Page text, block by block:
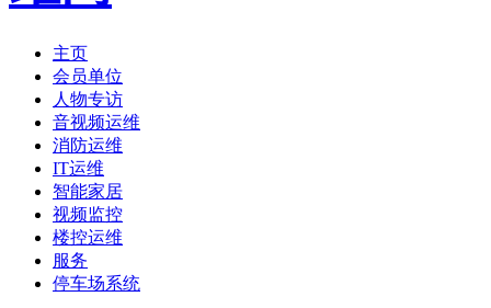
主页
会员单位
人物专访
音视频运维
消防运维
IT运维
智能家居
视频监控
楼控运维
服务
停车场系统